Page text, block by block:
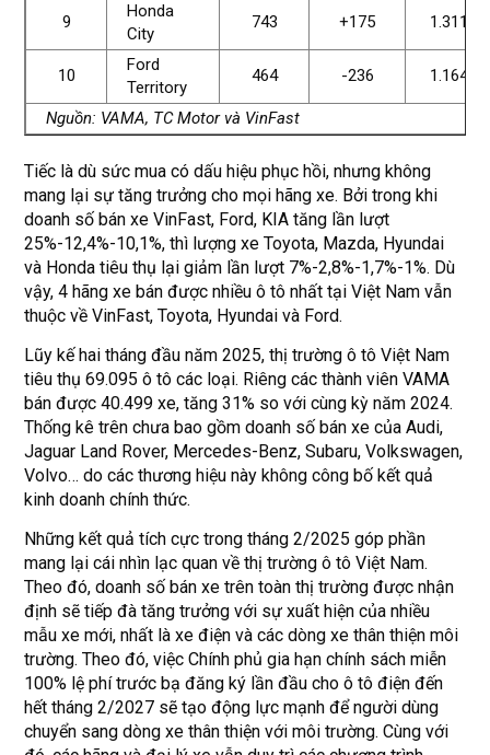
9
Honda
City
743 +175 1.311
10
Ford
Territory
464 -236 1.164
Nguồn: VAMA, TC Motor và VinFast
Tiếc là dù sức mua có dấu hiệu phục hồi, nhưng không
mang lại sự tăng trưởng cho mọi hãng xe. Bởi trong khi
doanh số bán xe VinFast, Ford, KIA tăng lần lượt
25%-12,4%-10,1%, thì lượng xe Toyota, Mazda, Hyundai
và Honda tiêu thụ lại giảm lần lượt 7%-2,8%-1,7%-1%. Dù
vậy, 4 hãng xe bán được nhiều ô tô nhất tại Việt Nam vẫn
thuộc về VinFast, Toyota, Hyundai và Ford.
Lũy kế hai tháng đầu năm 2025, thị trường ô tô Việt Nam
tiêu thụ 69.095 ô tô các loại. Riêng các thành viên VAMA
bán được 40.499 xe, tăng 31% so với cùng kỳ năm 2024.
Thống kê trên chưa bao gồm doanh số bán xe của Audi,
Jaguar Land Rover, Mercedes-Benz, Subaru, Volkswagen,
Volvo… do các thương hiệu này không công bố kết quả
kinh doanh chính thức.
Những kết quả tích cực trong tháng 2/2025 góp phần
mang lại cái nhìn lạc quan về thị trường ô tô Việt Nam.
Theo đó, doanh số bán xe trên toàn thị trường được nhận
định sẽ tiếp đà tăng trưởng với sự xuất hiện của nhiều
mẫu xe mới, nhất là xe điện và các dòng xe thân thiện môi
trường. Theo đó, việc Chính phủ gia hạn chính sách miễn
100% lệ phí trước bạ đăng ký lần đầu cho ô tô điện đến
hết tháng 2/2027 sẽ tạo động lực mạnh để người dùng
chuyển sang dòng xe thân thiện với môi trường. Cùng với